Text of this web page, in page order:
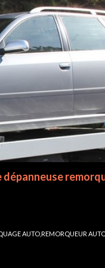
AUTO,REMORQUEUR